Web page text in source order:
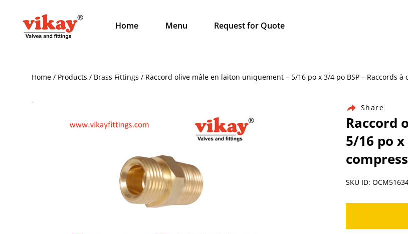
Home Menu Request for Quote
Home / Products / Brass Fittings / Raccord olive mâle en laiton uniquement – 5/16 po x 3/4 po BSP – Raccords
Share
Raccord
5/16 po x
SKU ID: